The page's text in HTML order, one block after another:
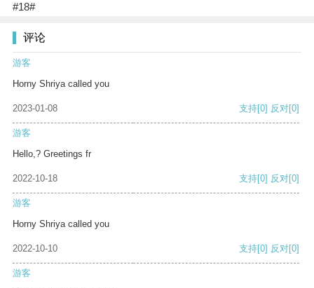
#18#
评论
游客
Horny Shriya called you
2023-01-08 支持[0] 反对[0]
游客
Hello,? Greetings fr
2022-10-18 支持[0] 反对[0]
游客
Horny Shriya called you
2022-10-10 支持[0] 反对[0]
游客